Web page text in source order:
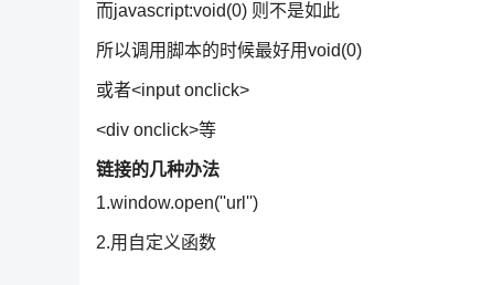
而javascript:void(0) 则不是如此
所以调用脚本的时候最好用void(0)
或者<input onclick>
<div onclick>等
链接的几种办法
1.window.open(''url'')
2.用自定义函数